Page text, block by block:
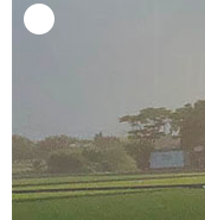
セット商品
お問い合わせ